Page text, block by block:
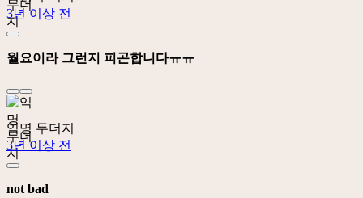
3년 이상 전
월요이라 그런지 피곤합니다ㅠㅠ
익명 두더지
3년 이상 전
not bad